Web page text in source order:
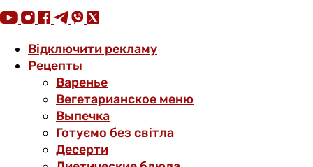
Відключити рекламу
Рецепты
Варенье
Вегетарианское меню
Выпечка
Готуємо без світла
Десерти